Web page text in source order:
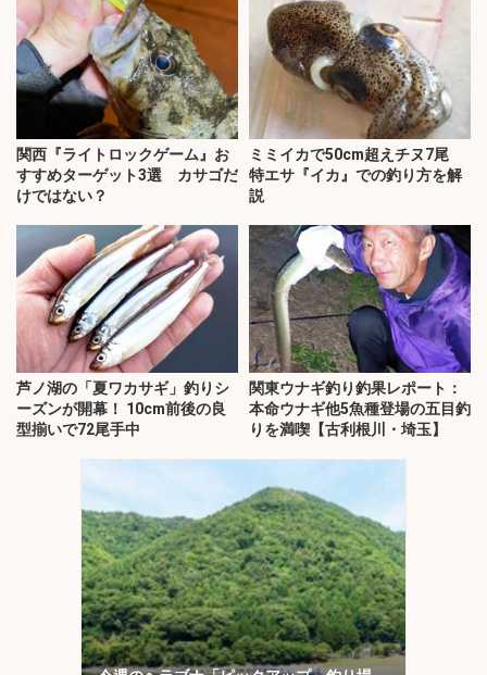
関西『ライトロックゲーム』お
すすめターゲット3選 カサゴだ
けではない？
ミミイカで50cm超えチヌ7尾
特エサ『イカ』での釣り方を解
説
芦ノ湖の「夏ワカサギ」釣りシ
ーズンが開幕！ 10cm前後の良
型揃いで72尾手中
関東ウナギ釣り釣果レポート：
本命ウナギ他5魚種登場の五目釣
りを満喫【古利根川・埼玉】